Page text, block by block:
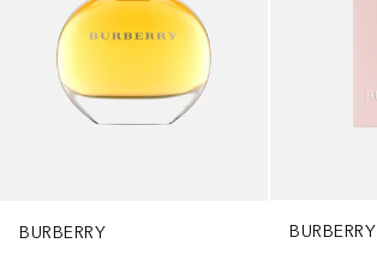
BURBERRY
BURBERRY